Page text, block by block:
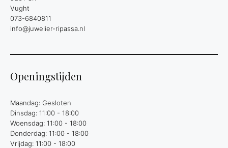
Vught
073-6840811
info@juwelier-ripassa.nl
Openingstijden
Maandag: Gesloten
Dinsdag: 11:00 - 18:00
Woensdag: 11:00 - 18:00
Donderdag: 11:00 - 18:00
Vrijdag: 11:00 - 18:00